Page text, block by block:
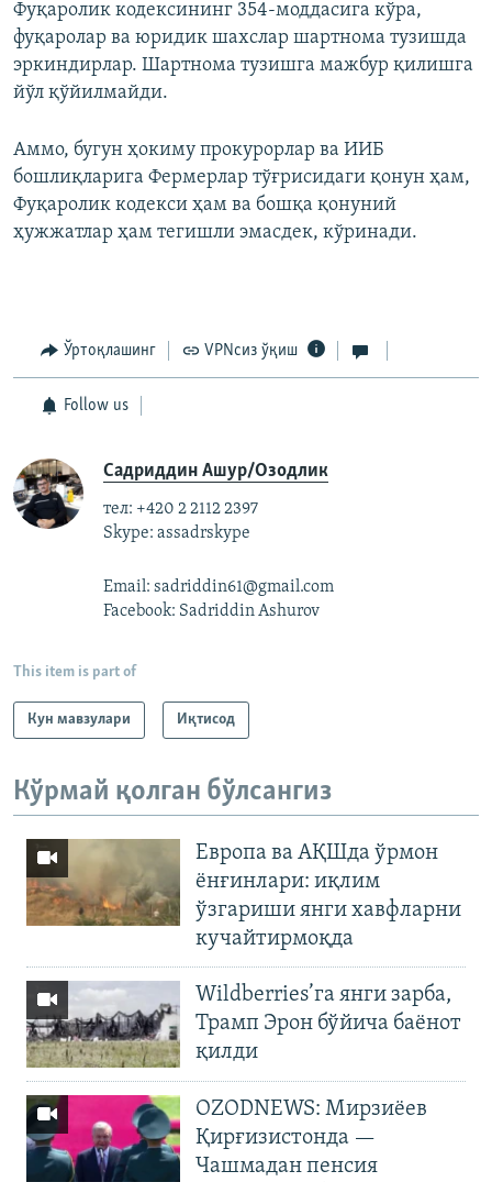
Фуқаролик кодексининг 354-моддасига кўра,
фуқаролар ва юридик шахслар шартнома тузишда
эркиндирлар. Шартнома тузишга мажбур қилишга
йўл қўйилмайди.
Аммо, бугун ҳокиму прокурорлар ва ИИБ
бошлиқларига Фермерлар тўғрисидаги қонун ҳам,
Фуқаролик кодекси ҳам ва бошқа қонуний
ҳужжатлар ҳам тегишли эмасдек, кўринади.
Ўртоқлашинг VPNсиз ўқиш
Follow us
Садриддин Ашур/Озодлик
тел: +420 2 2112 2397
Skype: assadrskype
Email: sadriddin61@gmail.com
Facebook: Sadriddin Ashurov
This item is part of
Кун мавзулари Иқтисод
Кўрмай қолган бўлсангиз
Европа ва АҚШда ўрмон
ёнғинлари: иқлим
ўзгариши янги хавфларни
кучайтирмоқда
Wildberries’га янги зарба,
Трамп Эрон бўйича баёнот
қилди
OZODNEWS: Мирзиёев
Қирғизистонда —
Чашмадан пенсия